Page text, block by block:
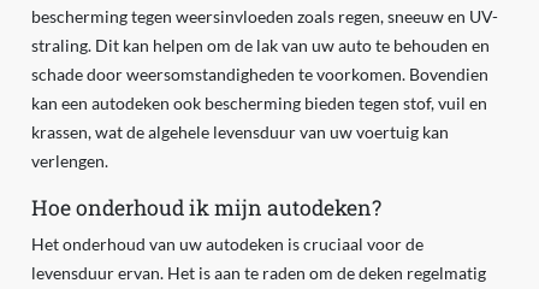
bescherming tegen weersinvloeden zoals regen, sneeuw en UV-
straling. Dit kan helpen om de lak van uw auto te behouden en
schade door weersomstandigheden te voorkomen. Bovendien
kan een autodeken ook bescherming bieden tegen stof, vuil en
krassen, wat de algehele levensduur van uw voertuig kan
verlengen.
Hoe onderhoud ik mijn autodeken?
Het onderhoud van uw autodeken is cruciaal voor de
levensduur ervan. Het is aan te raden om de deken regelmatig